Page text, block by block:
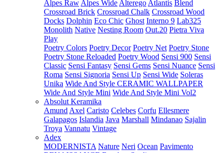
Alpes Raw Alpes Wide Alterego Atlantis Blend
Crossroad Brick Crossroad Chalk Crossroad Wood
Docks Dolphin Eco Chic Ghost Interno 9 Lab325
Monolith Native Nesting Room Out.20 Pietra Viva
Play
Poetry Colors Poetry Decor Poetry Net Poetry Stone
Poetry Stone Reloaded Poetry Wood Sensi 900 Sensi
Classic Sensi Fantasy Sensi Gems Sensi Nuance Sensi
Roma Sensi Signoria Sensi Up Sensi Wide Soleras
Unika Wide And Style CERAMIC WALLPAPER
Wide And Style Mini Wide And Style Mini Vol2
Absolut Keramika
Amund Axel Caristo Celebes Corfu Ellesmere
Galapagos Islandia Java Marshall Mindanao Sajalin
Troya Vannatu Vintage
Adex
MODERNISTA Nature Neri Ocean Pavimento